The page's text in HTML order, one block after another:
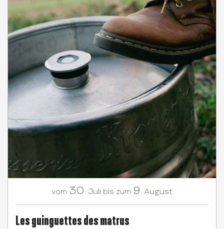
vom 30. Juli bis zum 9. August
Les guinguettes des matrus